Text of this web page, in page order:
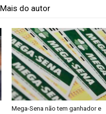
Mais do autor
Mega-Sena não tem ganhador e